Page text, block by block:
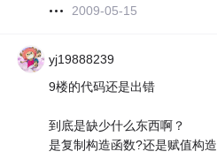
2009-05-15
yj19888239
9楼的代码还是出错
到底是缺少什么东西啊？
是复制构造函数?还是赋值构